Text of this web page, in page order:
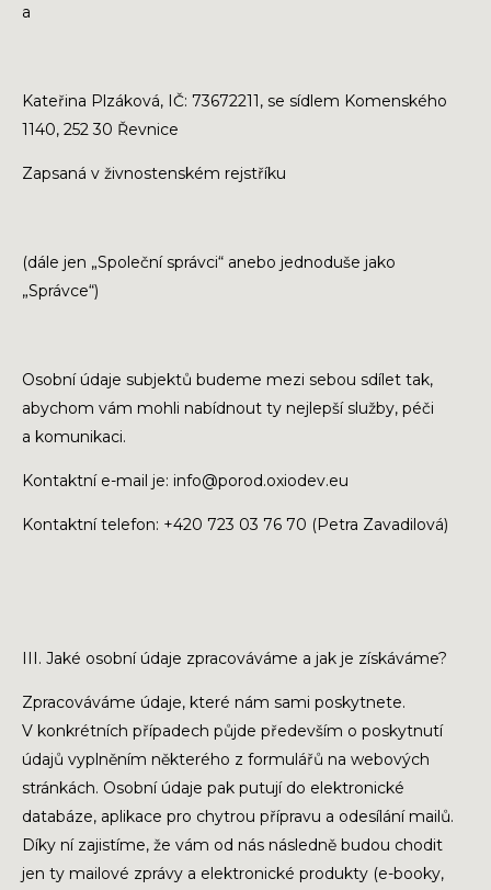
a
Kateřina Plzáková, IČ: 73672211, se sídlem Komenského
1140, 252 30 Řevnice
Zapsaná v živnostenském rejstříku
(dále jen „Společní správci“ anebo jednoduše jako
„Správce“)
Osobní údaje subjektů budeme mezi sebou sdílet tak,
abychom vám mohli nabídnout ty nejlepší služby, péči
a komunikaci.
Kontaktní e-mail je: info@porod.oxiodev.eu
Kontaktní telefon: +420 723 03 76 70 (Petra Zavadilová)
III. Jaké osobní údaje zpracováváme a jak je získáváme?
Zpracováváme údaje, které nám sami poskytnete.
V konkrétních případech půjde především o poskytnutí
údajů vyplněním některého z formulářů na webových
stránkách. Osobní údaje pak putují do elektronické
databáze, aplikace pro chytrou přípravu a odesílání mailů.
Díky ní zajistíme, že vám od nás následně budou chodit
jen ty mailové zprávy a elektronické produkty (e-booky,